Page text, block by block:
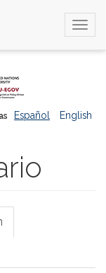
Español English
activa)